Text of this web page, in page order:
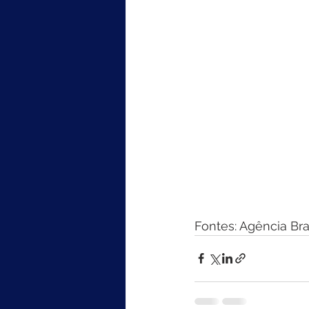
Fontes: Agência